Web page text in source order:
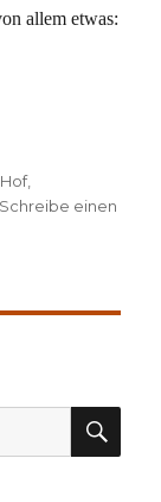
allem etwas:
Hof,
Schreibe einen